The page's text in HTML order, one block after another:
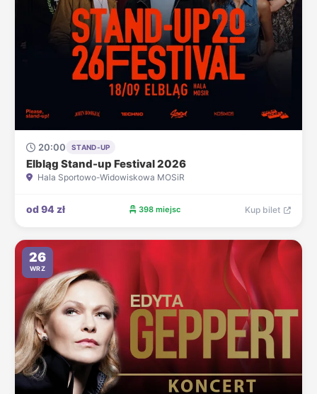
20:00 STAND-UP
Elbląg Stand-up Festival 2026
Hala Sportowo-Widowiskowa MOSiR
od 94 zł 398 miejsc Kup bilet
26
WRZ